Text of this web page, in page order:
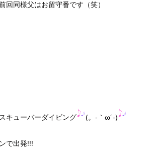
回同様父はお留守番です（笑）
キューバーダイビング (。-｀ω´-)
で出発!!!